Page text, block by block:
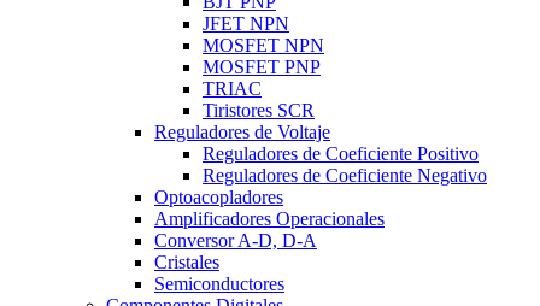
JFET NPN
MOSFET NPN
MOSFET PNP
TRIAC
Tiristores SCR
Reguladores de Voltaje
Reguladores de Coeficiente Positivo
Reguladores de Coeficiente Negativo
Optoacopladores
Amplificadores Operacionales
Conversor A-D, D-A
Cristales
Semiconductores